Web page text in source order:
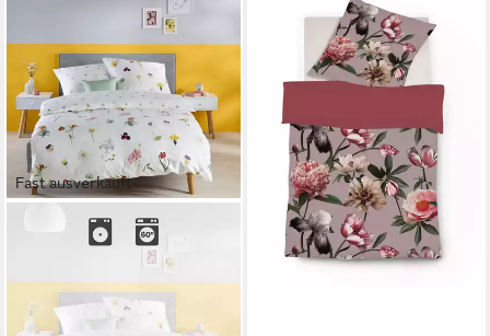
Fast ausverkauft
FLEURESSE
Bettwäsche
Wendebettwäsche, Mako-
Satin, Blumen
ab 89,95 €
Bettwäsche Fleuresse Mako-
Satin Bettwäsche 155x220
Blüten Blätter Wende grau
rot, Mako-Satin, 2 teilig
109,95 €
lieferbar - in 2-3 Werktagen bei dir